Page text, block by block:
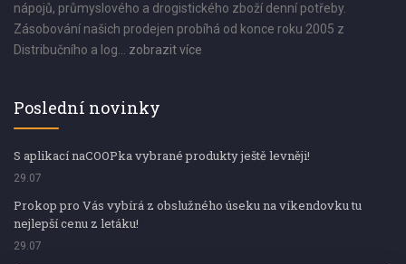
nápojů, průmyslového a drogistického zboží denní potřeby.
Zásobování našich prodejen probíhá od konce roku 2005 z
Distribučního a log... zobrazit více
Poslední novinky
S aplikací naCOOPka vybrané produkty ještě levněji!
29.07
Prokop pro Vás vybírá z obslužného úseku na víkendovku tu
nejlepší cenu z letáku!
29.07